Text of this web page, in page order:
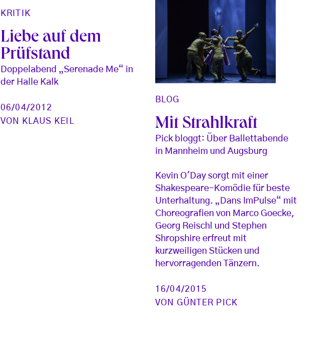
BLOG
Mit Strahlkraft
Pick bloggt: Über Ballettabende
in Mannheim und Augsburg
Kevin O'Day sorgt mit einer
Shakespeare-Komödie für beste
Unterhaltung. „Dans ImPulse“ mit
Choreografien von Marco Goecke,
Georg Reischl und Stephen
Shropshire erfreut mit
kurzweiligen Stücken und
hervorragenden Tänzern.
16/04/2015
VON GÜNTER PICK
KRITIK
Liebe auf dem
Prüfstand
Doppelabend „Serenade Me“ in
der Halle Kalk
06/04/2012
VON
KLAUS KEIL